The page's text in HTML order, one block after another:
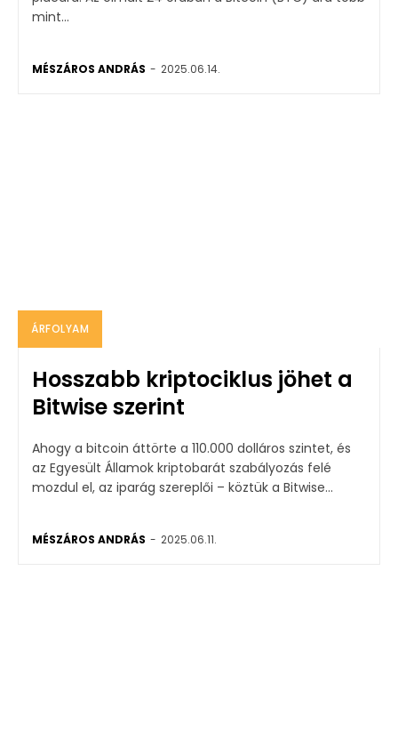
mint...
MÉSZÁROS ANDRÁS - 2025.06.14.
ÁRFOLYAM
Hosszabb kriptociklus jöhet a
Bitwise szerint
Ahogy a bitcoin áttörte a 110.000 dolláros szintet, és
az Egyesült Államok kriptobarát szabályozás felé
mozdul el, az iparág szereplői – köztük a Bitwise...
MÉSZÁROS ANDRÁS - 2025.06.11.